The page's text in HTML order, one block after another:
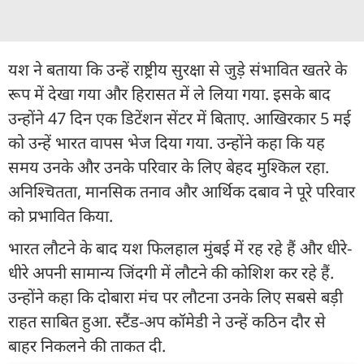
यश ने बताया कि उन्हें राष्ट्रीय सुरक्षा से जुड़े संभावित खतरे के
रूप में देखा गया और हिरासत में ले लिया गया. इसके बाद
उन्होंने 47 दिन एक डिटेंशन सेंटर में बिताए. आखिरकार 5 मई
को उन्हें भारत वापस भेज दिया गया. उन्होंने कहा कि यह
समय उनके और उनके परिवार के लिए बेहद मुश्किल रहा.
अनिश्चितता, मानसिक तनाव और आर्थिक दबाव ने पूरे परिवार
को प्रभावित किया.
भारत लौटने के बाद यश फिलहाल मुंबई में रह रहे हैं और धीरे-
धीरे अपनी सामान्य जिंदगी में लौटने की कोशिश कर रहे हैं.
उन्होंने कहा कि दोबारा मंच पर लौटना उनके लिए सबसे बड़ी
राहत साबित हुआ. स्टैंड-अप कॉमेडी ने उन्हें कठिन दौर से
बाहर निकलने की ताकत दी.